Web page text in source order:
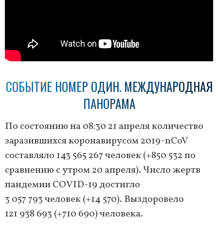
СОБЫТИЕ НОМЕР ОДИН. МЕЖДУНАРОДНАЯ
ПАНОРАМА
По состоянию на 08:30 21 апреля количество
заразившихся коронавирусом 2019-nCoV
составляло 143 565 267 человек (+850 532 по
сравнению с утром 20 апреля). Число жертв
пандемии COVID-19 достигло
3 057 793 человек (+14 570). Выздоровело
121 938 693 (+710 690) человека.